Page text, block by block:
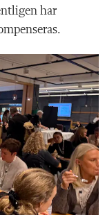
har